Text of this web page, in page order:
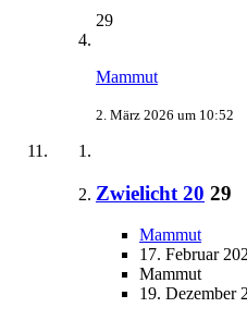
29
Mammut
2. März 2026 um 10:52
Zwielicht 20 29
Mammut
17. Februar
Mammut
19. Dezember